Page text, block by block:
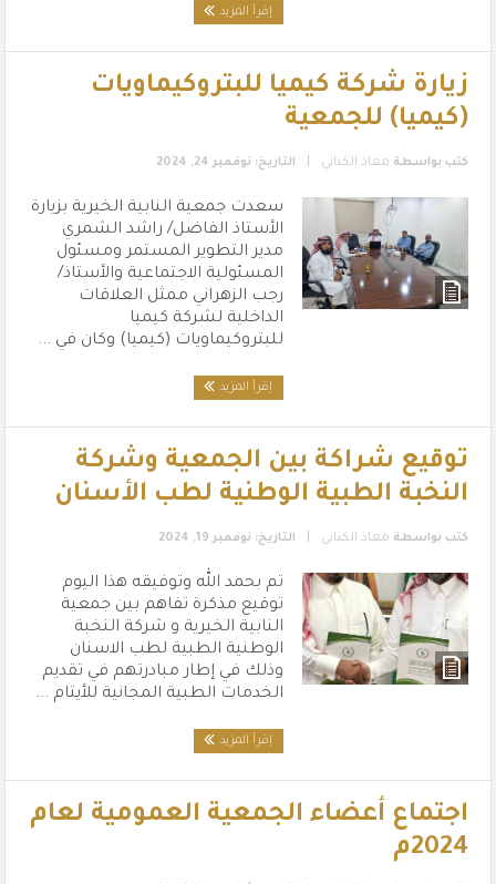
إقرأ المزيد
زيارة شركة كيميا للبتروكيماويات
(كيميا) للجمعية
كتب بواسطة معاذ الكناني التاريخ: نوفمبر 24, 2024
سعدت جمعية النابية الخيرية بزيارة
الأستاذ الفاضل/ راشد الشمري
مدير التطوير المستمر ومسئول
المسئولية الاجتماعية والأستاذ/
رجب الزهراني ممثل العلاقات
الداخلية لشركة كيميا
للبتروكيماويات (كيميا) وكان في ...
إقرأ المزيد
توقيع شراكة بين الجمعية وشركة
النخبة الطبية الوطنية لطب الأسنان
كتب بواسطة معاذ الكناني التاريخ: نوفمبر 19, 2024
تم بحمد الله وتوفيقه هذا اليوم
توقيع مذكرة تفاهم بين جمعية
النابية الخيرية و شركة النخبة
الوطنية الطبية لطب الاسنان
وذلك في إطار مبادرتهم في تقديم
الخدمات الطبية المجانية للأيتام ...
إقرأ المزيد
اجتماع أعضاء الجمعية العمومية لعام
2024م